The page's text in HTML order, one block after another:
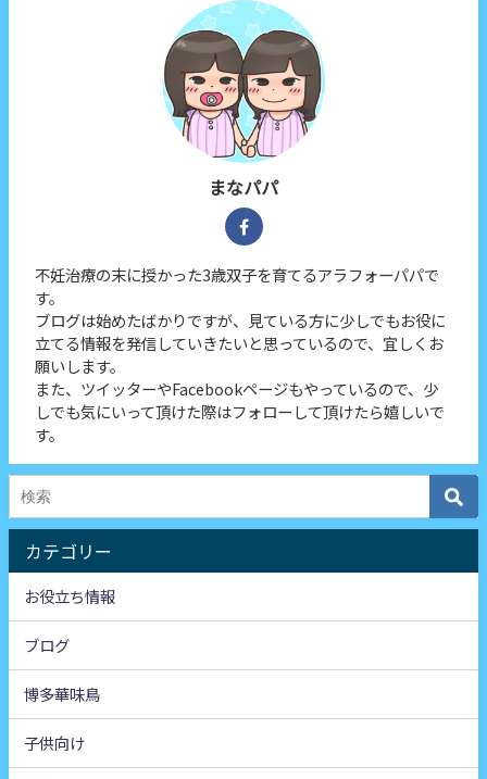
まなパパ
不妊治療の末に授かった3歳双子を育てるアラフォーパパで
す。
ブログは始めたばかりですが、見ている方に少しでもお役に
立てる情報を発信していきたいと思っているので、宜しくお
願いします。
また、ツイッターやFacebookページもやっているので、少
しでも気にいって頂けた際はフォローして頂けたら嬉しいで
す。
カテゴリー
お役立ち情報
ブログ
博多華味鳥
子供向け